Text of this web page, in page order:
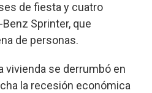
de fiesta y cuatro
Sprinter, que
de personas.
vivienda se derrumbó en
la recesión económica